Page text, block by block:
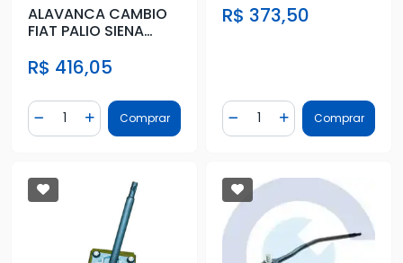
ALAVANCA CAMBIO
FIAT PALIO SIENA
WEEKEND 05/ 1.
R$ 416,05
Diminuir Quantidade
Quantidade
Adicionar Quantidade
Comprar
1.6 1.8
R$ 373,50
Diminuir Quantidade
Quantidade
AdicionarComprar